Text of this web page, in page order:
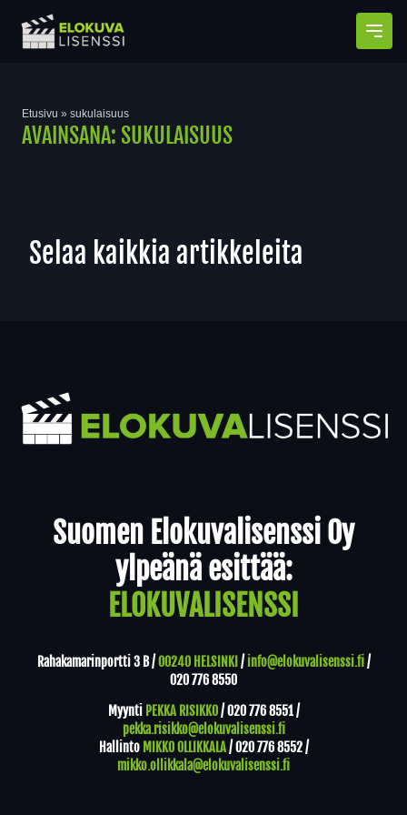
Etusivu » sukulaisuus
AVAINSANA: SUKULAISUUS
Selaa kaikkia artikkeleita
Suomen Elokuvalisenssi Oy
ylpeänä esittää:
ELOKUVALISENSSI
Rahakamarinportti 3 B /00240 HELSINKI / info@elokuvalisenssi.fi/
020 776 8550
Myynti PEKKA RISIKKO/020 776 8551/
pekka.risikko@elokuvalisenssi.fi
Hallinto MIKKO OLLIKKALA/020 776 8552/
mikko.ollikkala@elokuvalisenssi.fi